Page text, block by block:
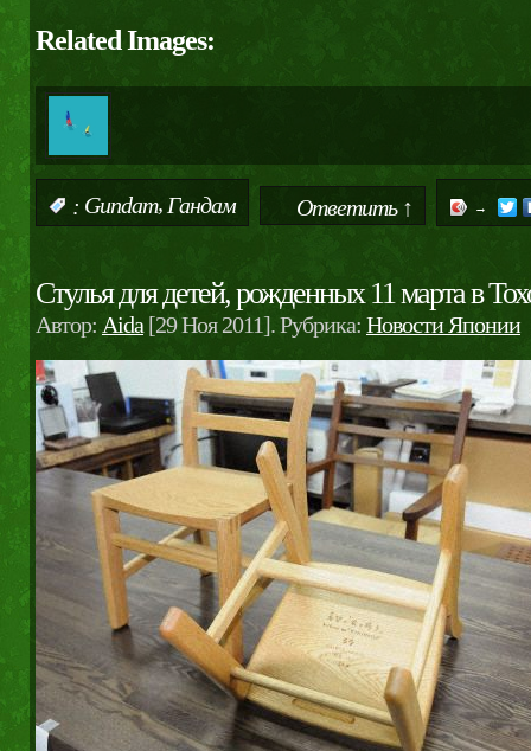
Related Images:
: Gundam,Гандам Ответить ↑ →
Стулья для детей, рожденных 11 марта в
Автор: Aida [29 Ноя 2011]. Рубрика: Новости Японии